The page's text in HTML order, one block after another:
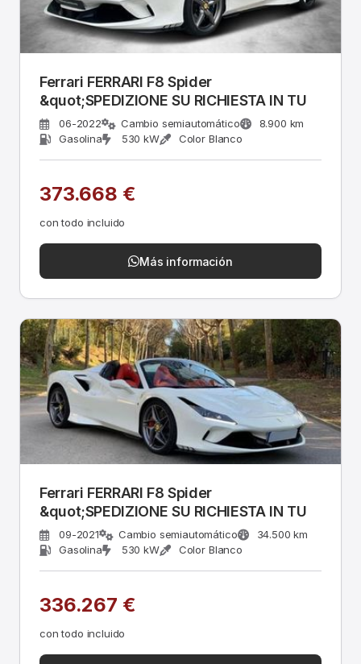
Ferrari FERRARI F8 Spider
&quot;SPEDIZIONE SU RICHIESTA IN TU
06-2022 Cambio semiautomático
8.900 km
Gasolina
530 kW Color Blanco
373.668 €
con todo incluido
Más información
Ferrari FERRARI F8 Spider
&quot;SPEDIZIONE SU RICHIESTA IN TU
09-2021 Cambio semiautomático
34.500 km
Gasolina
530 kW Color Blanco
336.267 €
con todo incluido